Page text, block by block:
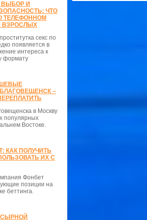
И
ЧТО
ТЕЛЕФОННОМ
ВЗРОСЛЫХ
секс по
появляется в
интереса к
формату
–
в Москву
популярных
Востоке.
КАК ПОЛУЧИТЬ
ИХ С
Фонбет
позиции на
беттинга.